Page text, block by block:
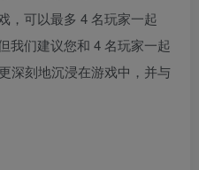
，可以最多 4 名玩家一起
我们建议您和 4 名玩家一起
深刻地沉浸在游戏中，并与